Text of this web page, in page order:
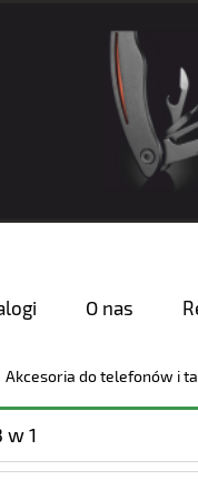
O nas
Akcesoria do telefonów i
w 1